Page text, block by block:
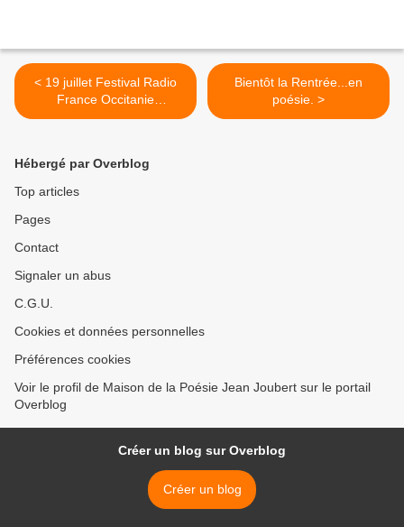
< 19 juillet Festival Radio
France Occitanie
Montpellier Valery
Bientôt la Rentrée...en
poésie. >
Hébergé par Overblog
Top articles
Pages
Contact
Signaler un abus
C.G.U.
Cookies et données personnelles
Préférences cookies
Voir le profil de Maison de la Poésie Jean Joubert sur le portail
Overblog
Créer un blog sur Overblog
Créer un blog